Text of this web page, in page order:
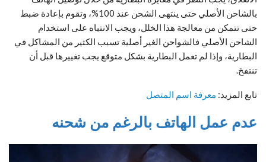
بالشاحن الأصلي حتى ينتهى الشحن عند 100%، وتقوم بإعادة ضبط
حتى تتمكن من معالجة هذا الخلل، ويجب الانتباه على استخدام
الشاحن الأصلي فالشواحن الغير أصلية تسبب الكثير من المشاكل في
البطارية، وإذا لم تعمل البطارية بشكل متوقع يجب تغييرها قبل أن
تنتفخ.
تابع المزيد: معرفة اسم المتصل
عدم عمل الهاتف بالرغم من شحنه